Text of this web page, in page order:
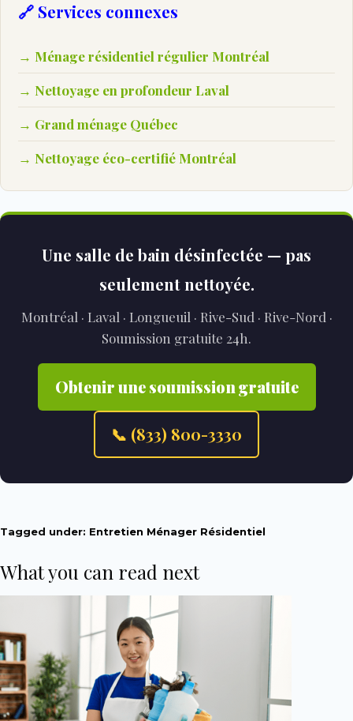
🔗 Services connexes
→ Ménage résidentiel régulier Montréal
→ Nettoyage en profondeur Laval
→ Grand ménage Québec
→ Nettoyage éco-certifié Montréal
Une salle de bain désinfectée — pas
seulement nettoyée.
Montréal · Laval · Longueuil · Rive-Sud · Rive-Nord ·
Soumission gratuite 24h.
Obtenir une soumission gratuite
📞 (833) 800-3330
Tagged under: Entretien Ménager Résidentiel
What you can read next